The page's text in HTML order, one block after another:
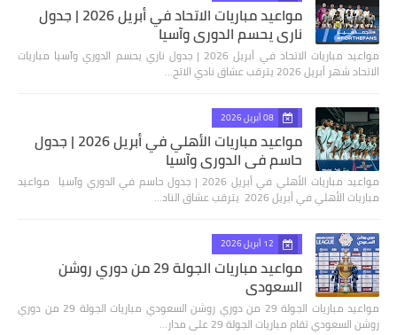
مواعيد مباريات الاتحاد في أبريل 2026 | جدول
ناري يحسم الدوري وآسيا
مواعيد مباريات الاتحاد في أبريل 2026 | جدول ناري يحسم الدوري وآسيا مباريات
الاتحاد شهر أبريل 2026 يترقب عشاق نادي الاتح…
08 أبريل 2026
مواعيد مباريات الأهلي في أبريل 2026 | جدول
حاسم في الدوري وآسيا
مواعيد مباريات الأهلي في أبريل 2026 | جدول حاسم في الدوري وآسيا مواعيد
مباريات الأهلي في أبريل 2026 يترقب عشاق الناد…
12 أبريل 2026
مواعيد مباريات الجولة 29 من دوري روشن
السعودي
مواعيد مباريات الجولة 29 من دوري روشن السعودي مباريات الجولة 29 من دوري
روشن السعودي تقام مباريات الجولة 29 على مدار…